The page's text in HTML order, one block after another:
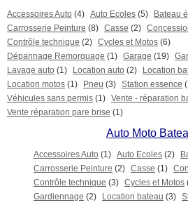
Accessoires Auto (4) Auto Ecoles (5) Bateau
Carrosserie Peinture (8) Casse (2)
Contrôle technique (2) Cycles et Motos (6)
Dépannage Remorquage (1) Garage (19)
Lavage auto (1) Location auto (2) Location
Location motos (1) Pneu (3) Station essence
Véhicules sans permis (1) Vente - réparation
Vente réparation pare brise (1)
Auto Moto
Accessoires Auto (1) Auto Ecoles (2)
Carrosserie Peinture (2) Casse (1)
Contrôle technique (3) Cycles et Motos
Gardiennage (2) Location bateau (3)